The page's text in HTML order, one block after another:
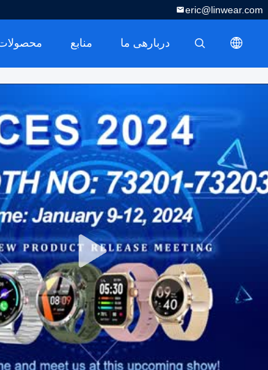
eric@linwear.com
منابع دربارهی ما